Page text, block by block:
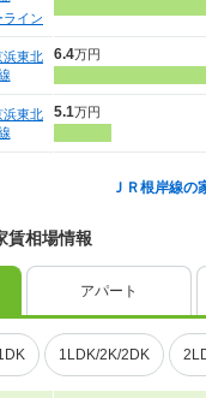
ライン
浜東北
6.4万円
浜東北
5.1万円
ＪＲ根岸線の
賃相場情報
アパート
1LDK/2K/2DK